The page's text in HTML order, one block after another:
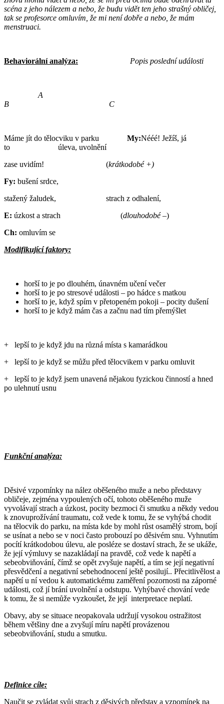
scéna z jeho nálezem a nebo, že budu vidět ten jeho strašný obličej,
tak se profesorce omluvím, že mi není dobře a nebo, že mám
menstruaci.
Behaviorální analýza: Popis poslední události
A
B C
Máme jít do tělocviku v parku My:Nééé! Ježíš, já
to úleva, uvolnění
zase uvidím! (krátkodobé +)
Fy: bušení srdce,
stažený žaludek, strach z odhalení,
E: úzkost a strach (dlouhodobé –)
Ch: omluvím se
Modifikující faktory:
horší to je po dlouhém, únavném učení večer
horší to je po stresové události – po hádce s matkou
horší to je, když spím v přetopeném pokoji – pocity dušení
horší to je když mám čas a začnu nad tím přemýšlet
+ lepší to je když jdu na různá místa s kamarádkou
+ lepší to je když se můžu před tělocvikem v parku omluvit
+ lepší to je když jsem unavená nějakou fyzickou činností a hned
po ulehnutí usnu
Funkční analýza:
Děsivé vzpomínky na nález oběšeného muže a nebo představy
obličeje, zejména vypoulených očí, tohoto oběšeného muže
vyvolávají strach a úzkost, pocity bezmoci či smutku a někdy vedou
k znovuprožívání traumatu, což vede k tomu, že se vyhýbá chodit
na tělocvik do parku, na místa kde by mohl růst osamělý strom, bojí
se usínat a nebo se v noci často probouzí po děsivém snu. Vyhnutím
pocítí krátkodobou úlevu, ale posléze se dostaví strach, že se ukáže,
že její výmluvy se nazakládají na pravdě, což vede k napětí a
sebeobviňování, čímž se opět zvyšuje napětí, a tím se její negativní
přesvědčení a negativní sebehodnocení ještě posilují.. Přecitlivělost a
napětí u ní vedou k automatickému zaměření pozornosti na záporné
události, což jí brání uvolnění a odstupu. Vyhýbavé chování vede
k tomu, že si nemůže vyzkoušet, že její interpretace neplatí.
Obavy, aby se situace neopakovala udržují vysokou ostražitost
během většiny dne a zvyšují míru napětí provázenou
sebeobviňování, studu a smutku.
Definice cíle:
Naučit se zvládat svůj strach z děsivých představ a vzpomínek na